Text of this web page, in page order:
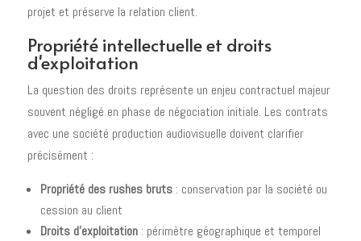
projet et préserve la relation client.
Propriété intellectuelle et droits
d'exploitation
La question des droits représente un enjeu contractuel majeur
souvent négligé en phase de négociation initiale. Les contrats
avec une société production audiovisuelle doivent clarifier
précisément :
Propriété des rushes bruts: conservation par la société ou
cession au client
Droits d'exploitation: périmètre géographique et temporel